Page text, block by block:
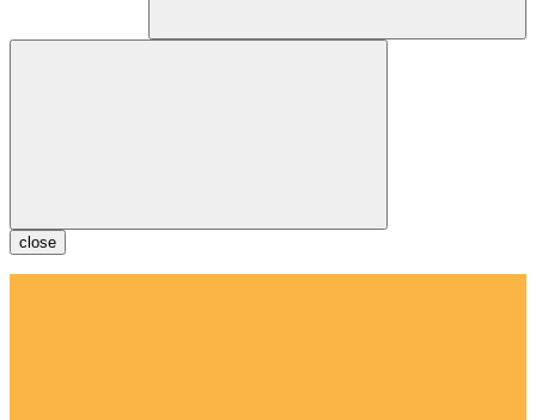
close